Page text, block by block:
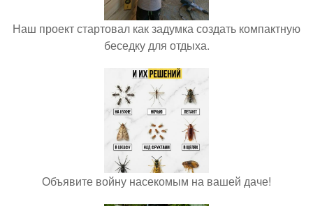
Наш проект стартовал как задумка создать компактную
беседку для отдыха.
Объявите войну насекомым на вашей даче!